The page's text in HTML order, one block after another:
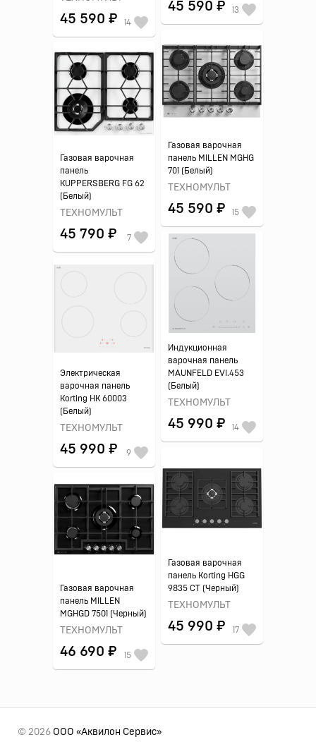
45 590 ₽ 13
45 590 ₽ 14
Газовая варочная
панель MILLEN MGHG
701 (Белый)
ТЕХНОМУЛЬТ
45 590 ₽ 15
Газовая варочная
панель
KUPPERSBERG FG 62
(Белый)
ТЕХНОМУЛЬТ
45 790 ₽ 7
Индукционная
варочная панель
MAUNFELD EVI.453
(Белый)
ТЕХНОМУЛЬТ
45 990 ₽ 14
Электрическая
варочная панель
Korting HK 60003
(Белый)
ТЕХНОМУЛЬТ
45 990 ₽ 9
Газовая варочная
панель Korting HGG
9835 CT (Черный)
ТЕХНОМУЛЬТ
45 990 ₽ 17
Газовая варочная
панель MILLEN
MGHGD 7501 (Черный)
ТЕХНОМУЛЬТ
46 690 ₽ 15
© 2026 ООО «Аквилон Сервис»